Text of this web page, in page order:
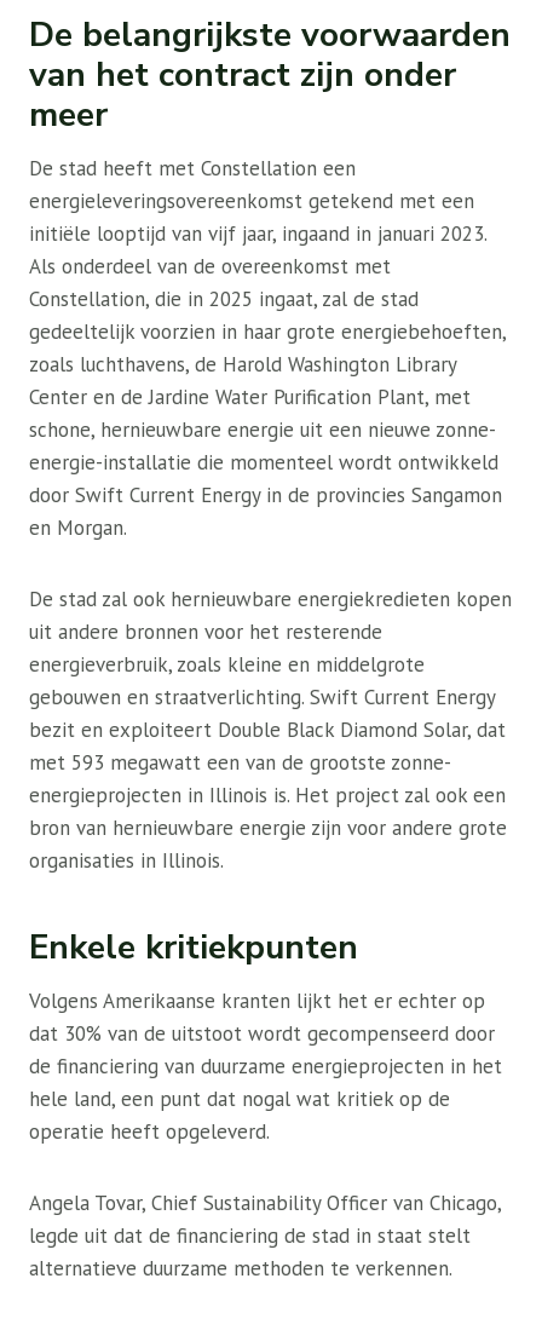
De belangrijkste voorwaarden
van het contract zijn onder
meer
De stad heeft met Constellation een
energieleveringsovereenkomst getekend met een
initiële looptijd van vijf jaar, ingaand in januari 2023.
Als onderdeel van de overeenkomst met
Constellation, die in 2025 ingaat, zal de stad
gedeeltelijk voorzien in haar grote energiebehoeften,
zoals luchthavens, de Harold Washington Library
Center en de Jardine Water Purification Plant, met
schone, hernieuwbare energie uit een nieuwe zonne-
energie-installatie die momenteel wordt ontwikkeld
door Swift Current Energy in de provincies Sangamon
en Morgan.
De stad zal ook hernieuwbare energiekredieten kopen
uit andere bronnen voor het resterende
energieverbruik, zoals kleine en middelgrote
gebouwen en straatverlichting. Swift Current Energy
bezit en exploiteert Double Black Diamond Solar, dat
met 593 megawatt een van de grootste zonne-
energieprojecten in Illinois is. Het project zal ook een
bron van hernieuwbare energie zijn voor andere grote
organisaties in Illinois.
Enkele kritiekpunten
Volgens Amerikaanse kranten lijkt het er echter op
dat 30% van de uitstoot wordt gecompenseerd door
de financiering van duurzame energieprojecten in het
hele land, een punt dat nogal wat kritiek op de
operatie heeft opgeleverd.
Angela Tovar, Chief Sustainability Officer van Chicago,
legde uit dat de financiering de stad in staat stelt
alternatieve duurzame methoden te verkennen.